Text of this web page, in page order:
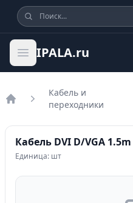
IPALA.ru
Кабель и
переходники
Кабель DVI D/VGA 1.5m
Единица: шт